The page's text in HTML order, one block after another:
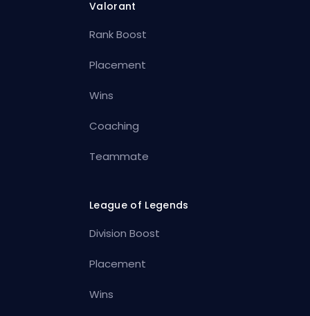
Valorant
Rank Boost
Placement
Wins
Coaching
Teammate
League of Legends
Division Boost
Placement
Wins